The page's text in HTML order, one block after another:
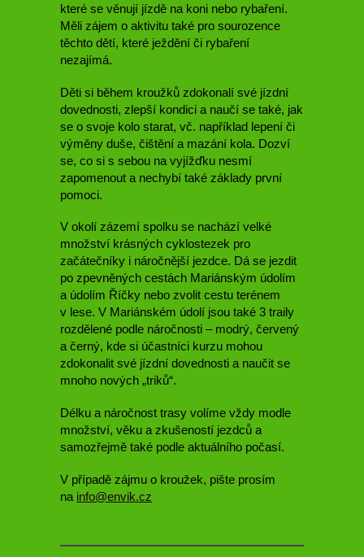
které se věnují jízdě na koni nebo rybaření.
Měli zájem o aktivitu také pro sourozence
těchto dětí, které ježdění či rybaření
nezajímá.
Děti si během kroužků zdokonalí své jízdní
dovednosti, zlepší kondici a naučí se také, jak
se o svoje kolo starat, vč. například lepení či
výměny duše, čištění a mazání kola. Dozví
se, co si s sebou na vyjížďku nesmí
zapomenout a nechybí také základy první
pomoci.
V okolí zázemí spolku se nachází velké
množství krásných cyklostezek pro
začátečníky i náročnější jezdce. Dá se jezdit
po zpevněných cestách Mariánským údolím
a údolím Říčky nebo zvolit cestu terénem
v lese. V Mariánském údolí jsou také 3 traily
rozdělené podle náročnosti – modrý, červený
a černý, kde si účastníci kurzu mohou
zdokonalit své jízdní dovednosti a naučit se
mnoho nových „triků“.
Délku a náročnost trasy volíme vždy modle
množství, věku a zkušeností jezdců a
samozřejmě také podle aktuálního počasí.
V případě zájmu o kroužek, pište prosím
na info@envik.cz